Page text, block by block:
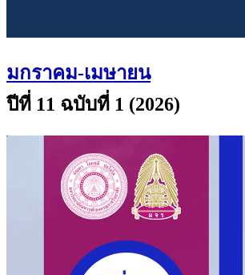
มกราคม-เมษายน
ปีที่ 11 ฉบับที่ 1 (2026)